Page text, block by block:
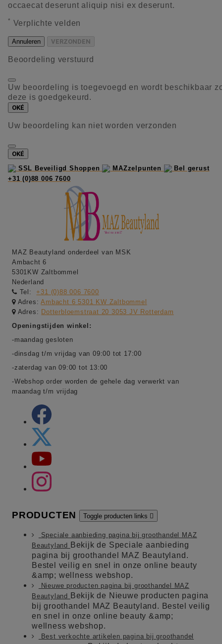
occaecat deserunt aliquip nisi ex deserunt.
* Verplichte velden
Annuleren VERZONDEN
Beoordeling verstuurd
Uw beoordeling is toegevoegd en wordt beschikbaar
deze is goedgekeurd.
OKÉ
Uw beoordeling kan niet worden verzonden
OKÉ
SSL Beveiligd Shoppen
MAZzelpunten
Bel gerust
+31 (0)88 006 7600
MAZ Beautyland onderdeel van MSK
Ambacht 6
5301KW Zaltbommel
Nederland
Tel:
+31 (0)88 006 7600
Adres:Ambacht 6 5301 KW Zaltbommel
Adres: Dotterbloemstraat 20 3053 JV Rotterdam
Openingstijden winkel:
-maandag gesloten
-dinsdag t/m vrijdag van 09:00 tot 17:00
-zaterdag van 09:00 tot 13:00
-Webshop order worden de gehele dag verwerkt van
maandag t/m vrijdag
PRODUCTEN Toggle producten links 
Speciale aanbieding pagina bij groothandel MAZ
Beautyland
Bekijk de Speciale aanbieding
pagina bij groothandel MAZ Beautyland.
Bestel veilig en snel in onze online beauty
&amp; wellness webshop.
Nieuwe producten pagina bij groothandel MAZ
Beautyland
Bekijk de Nieuwe producten pagina
bij groothandel MAZ Beautyland. Bestel veilig
en snel in onze online beauty &amp;
wellness webshop.
Best verkochte artikelen pagina bij groothandel